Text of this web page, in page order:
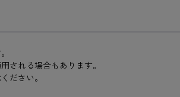
される場合もあります。
ださい。